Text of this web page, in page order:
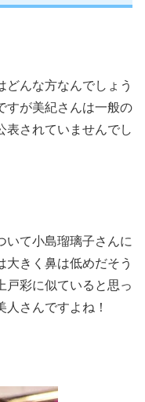
どんな方なんでしょう
すが美紀さんは一般の
表されていませんでし
いて小島瑠璃子さんに
大きく鼻は低めだそう
戸彩に似ていると思っ
さんですよね！